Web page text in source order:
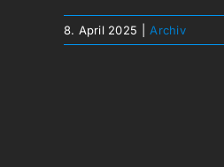
8. April 2025 Archiv